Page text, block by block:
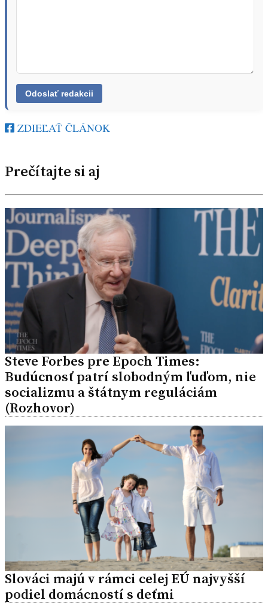
ZDIEĽAŤ ČLÁNOK
Prečítajte si aj
Steve Forbes pre Epoch Times:
Budúcnosť patrí slobodným ľuďom, nie
socializmu a štátnym reguláciám
(Rozhovor)
Slováci majú v rámci celej EÚ najvyšší
podiel domácností s deťmi